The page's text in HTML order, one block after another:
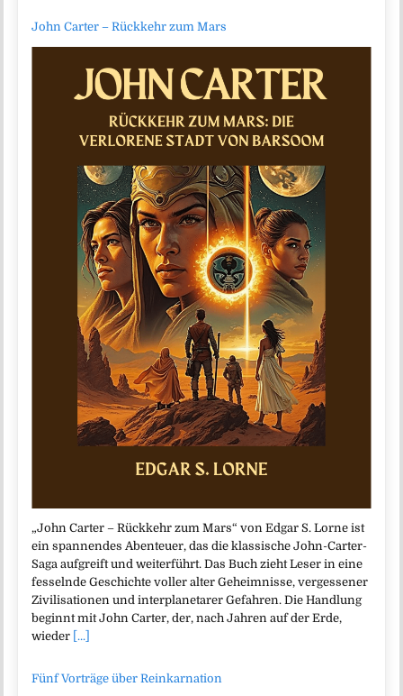
John Carter – Rückkehr zum Mars
„John Carter – Rückkehr zum Mars“ von Edgar S. Lorne ist
ein spannendes Abenteuer, das die klassische John-Carter-
Saga aufgreift und weiterführt. Das Buch zieht Leser in eine
fesselnde Geschichte voller alter Geheimnisse, vergessener
Zivilisationen und interplanetarer Gefahren. Die Handlung
beginnt mit John Carter, der, nach Jahren auf der Erde,
wieder [...]
Fünf Vorträge über Reinkarnation